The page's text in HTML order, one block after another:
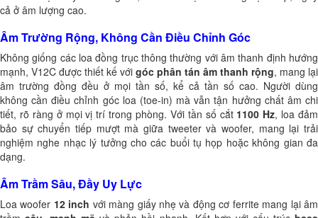
cả ở âm lượng cao.
Âm Trường Rộng, Không Cần Điều Chỉnh Góc
Không giống các loa đồng trục thông thường với âm thanh định hướng
mạnh, V12C được thiết kế với góc phân tán âm thanh rộng, mang lại
âm trường đồng đều ở mọi tần số, kể cả tần số cao. Người dùng
không cần điều chỉnh góc loa (toe-in) mà vẫn tận hưởng chất âm chi
tiết, rõ ràng ở mọi vị trí trong phòng. Với tần số cắt 1100 Hz, loa đảm
bảo sự chuyển tiếp mượt mà giữa tweeter và woofer, mang lại trải
nghiệm nghe nhạc lý tưởng cho các buổi tụ họp hoặc không gian đa
dạng.
Âm Trầm Sâu, Đầy Uy Lực
Loa woofer 12 inch với màng giấy nhẹ và động cơ ferrite mang lại âm